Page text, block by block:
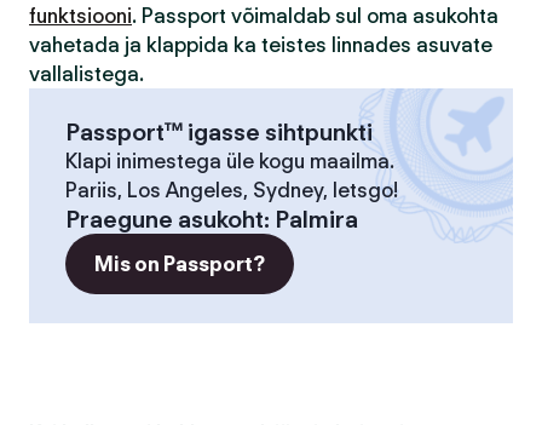
funktsiooni. Passport võimaldab sul oma asukohta
vahetada ja klappida ka teistes linnades asuvate
vallalistega.
Passport™ igasse sihtpunkti
Klapi inimestega üle kogu maailma.
Pariis, Los Angeles, Sydney, letsgo!
Praegune asukoht: Palmira
Mis on Passport?